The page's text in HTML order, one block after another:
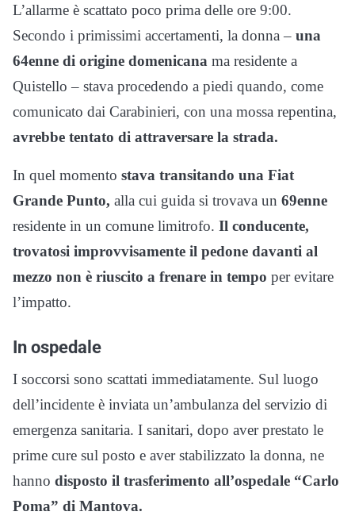
L’allarme è scattato poco prima delle ore 9:00.
Secondo i primissimi accertamenti, la donna – una
64enne di origine domenicana ma residente a
Quistello – stava procedendo a piedi quando, come
comunicato dai Carabinieri, con una mossa repentina,
avrebbe tentato di attraversare la strada.
In quel momento stava transitando una Fiat
Grande Punto, alla cui guida si trovava un 69enne
residente in un comune limitrofo. Il conducente,
trovatosi improvvisamente il pedone davanti al
mezzo non è riuscito a frenare in tempo per evitare
l’impatto.
In ospedale
I soccorsi sono scattati immediatamente. Sul luogo
dell’incidente è inviata un’ambulanza del servizio di
emergenza sanitaria. I sanitari, dopo aver prestato le
prime cure sul posto e aver stabilizzato la donna, ne
hanno disposto il trasferimento all’ospedale “Carlo
Poma” di Mantova.